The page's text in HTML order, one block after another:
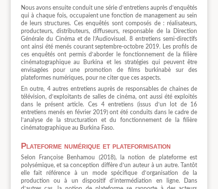
Nous avons ensuite conduit une série d’entretiens auprès d’enquêtés
qui à chaque fois, occupaient une fonction de management au sein
de leurs structures. Ces enquêtés sont composés de : réalisateurs,
producteurs, distributeurs, diffuseurs, responsable de la Direction
Générale du Cinéma et de l’Audiovisuel. 8 entretiens semi-directifs
ont ainsi été menés courant septembre-octobre 2019. Les profils de
ces enquêtés ont permis d’aborder le fonctionnement de la filière
cinématographique au Burkina et les stratégies qui peuvent être
envisagées pour une promotion de films burkinabè sur des
plateformes numériques, pour ne citer que ces aspects.
En outre, 4 autres entretiens auprès de responsables de chaines de
télévision, d’exploitants de salles de cinéma, ont aussi été exploités
dans le présent article. Ces 4 entretiens (issus d’un lot de 16
entretiens menés en février 2019) ont été conduits dans le cadre de
l’analyse de la structuration et du fonctionnement de la filière
cinématographique au Burkina Faso.
Plateforme numérique et plateformisation
Selon Françoise Benhamou (2018), la notion de plateforme est
polysémique, et sa conception diffère d’un auteur à un autre. Tantôt
elle fait référence à un mode spécifique d’organisation de la
production ou à un dispositif d’intermédiation en ligne. Dans